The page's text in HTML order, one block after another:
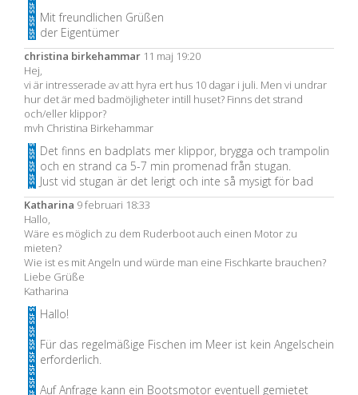
Mit freundlichen Grüßen
der Eigentümer
christina birkehammar 11 maj 19:20
Hej,
vi är intresserade av att hyra ert hus 10 dagar i juli. Men vi undrar
hur det är med badmöjligheter intill huset? Finns det strand
och/eller klippor?
mvh Christina Birkehammar
Det finns en badplats mer klippor, brygga och trampolin
och en strand ca 5-7 min promenad från stugan.
Just vid stugan är det lerigt och inte så mysigt för bad
Katharina 9 februari 18:33
Hallo,
Wäre es möglich zu dem Ruderboot auch einen Motor zu
mieten?
Wie ist es mit Angeln und würde man eine Fischkarte brauchen?
Liebe Grüße
Katharina
Hallo!
Für das regelmäßige Fischen im Meer ist kein Angelschein
erforderlich.
Auf Anfrage kann ein Bootsmotor eventuell gemietet